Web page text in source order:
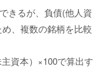
きるが、負債(他人資
、複数の銘柄を比較
資本）×100で算出す